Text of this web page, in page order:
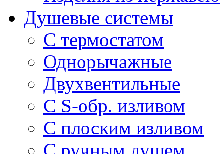
Душевые системы
С термостатом
Однорычажные
Двухвентильные
С S-обр. изливом
С плоским изливом